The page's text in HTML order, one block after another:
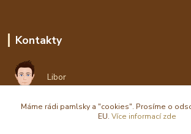
Kontakty
Libor
eshop(zavináč)waldi.cz
Máme rádi pamlsky a "cookies". Prosíme o
EU. Více informací zde